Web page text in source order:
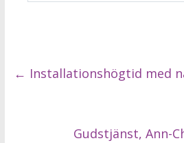
← Installationshögtid med
Gudstjänst, Ann-